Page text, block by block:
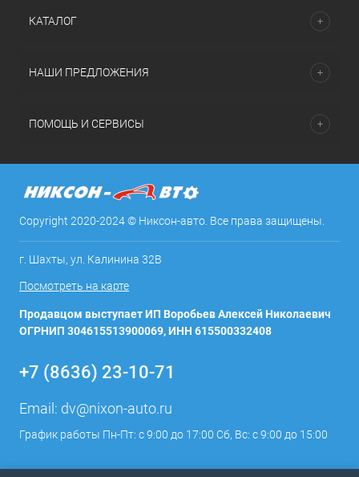
КАТАЛОГ
НАШИ ПРЕДЛОЖЕНИЯ
ПОМОЩЬ И СЕРВИСЫ
Copyright 2020-2024 © Никсон-авто. Все права защищены.
г. Шахты, ул. Калинина 32В
Посмотреть на карте
Продавцом выступает ИП Воробьев Алексей Николаевич
ОГРНИП 304615513900069, ИНН 615500332408
+7 (8636) 23-10-71
Email: dv@nixon-auto.ru
График работы Пн-Пт: с 9:00 до 17:00 Сб, Вс: с 9:00 до 15:00